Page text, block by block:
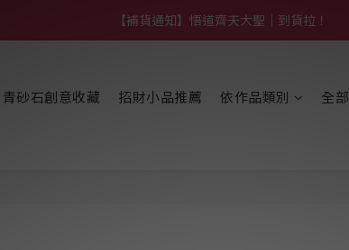
【熱門】馬上有系列！四種寶物幫你財運「轉」進
【補貨通知】悟道齊天大聖｜到貨拉！
砂石創意收藏 招財小品推薦 依作品類別 全